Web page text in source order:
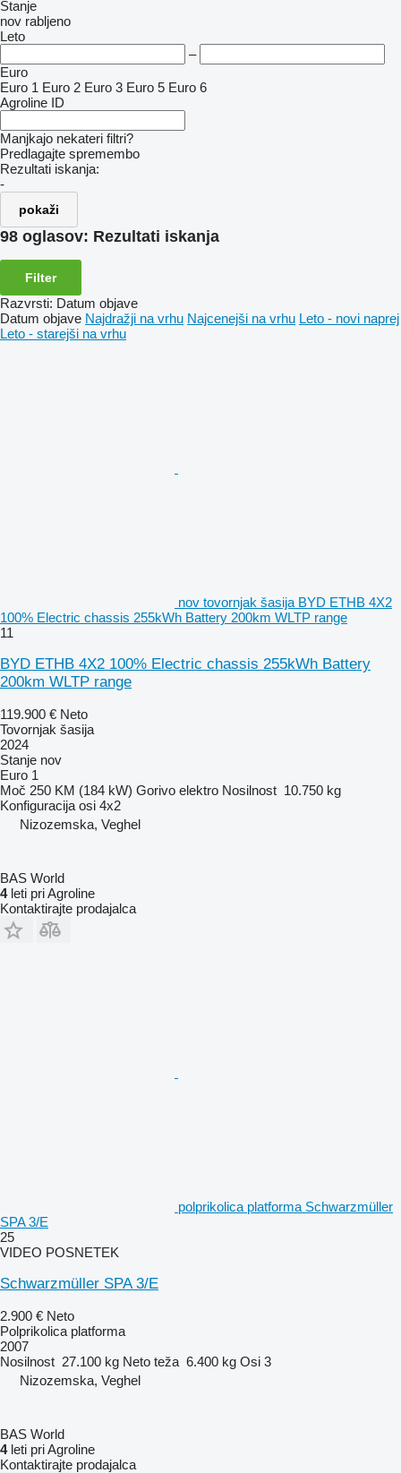
Stanje
nov rabljeno
Leto
–
Euro
Euro 1 Euro 2 Euro 3 Euro 5 Euro 6
Agroline ID
Manjkajo nekateri filtri?
Predlagajte spremembo
Rezultati iskanja:
-
pokaži
98 oglasov: Rezultati iskanja
Filter
Razvrsti: Datum objave
Datum objave Najdražji na vrhu Najcenejši na vrhu Leto - novi naprej
Leto - starejši na vrhu
nov tovornjak šasija BYD ETHB 4X2
100% Electric chassis 255kWh Battery 200km WLTP range
11
BYD ETHB 4X2 100% Electric chassis 255kWh Battery
200km WLTP range
119.900 € Neto
Tovornjak šasija
2024
Stanje nov
Euro 1
Moč 250 KM (184 kW) Gorivo elektro Nosilnost 10.750 kg
Konfiguracija osi 4x2
Nizozemska, Veghel
BAS World
4leti pri Agroline
Kontaktirajte prodajalca
polprikolica platforma Schwarzmüller
SPA 3/E
25
VIDEO POSNETEK
Schwarzmüller SPA 3/E
2.900 € Neto
Polprikolica platforma
2007
Nosilnost 27.100 kg Neto teža 6.400 kg Osi 3
Nizozemska, Veghel
BAS World
4leti pri Agroline
Kontaktirajte prodajalca